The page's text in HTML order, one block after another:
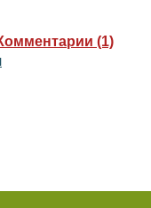
(1)